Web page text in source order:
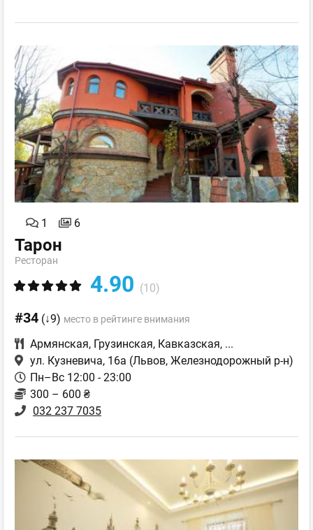
1 6
Тарон
Ресторан
4.90 (10)
#34 (↓9) место в рейтинге внимания
Армянская, Грузинская, Кавказская, ...
ул. Кузневича, 16а (Львов, Железнодорожный р-н)
Пн–Вс 12:00 - 23:00
300 – 600 ₴
032 237 7035